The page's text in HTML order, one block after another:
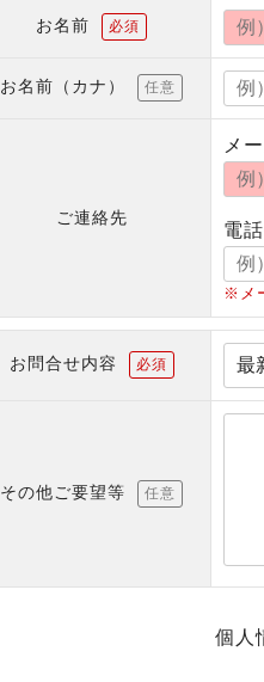
お名前 必須
お名前（カナ） 任意
ご連絡先
メ
電
※メ
お問合せ内容 必須
その他ご要望等 任意
個人